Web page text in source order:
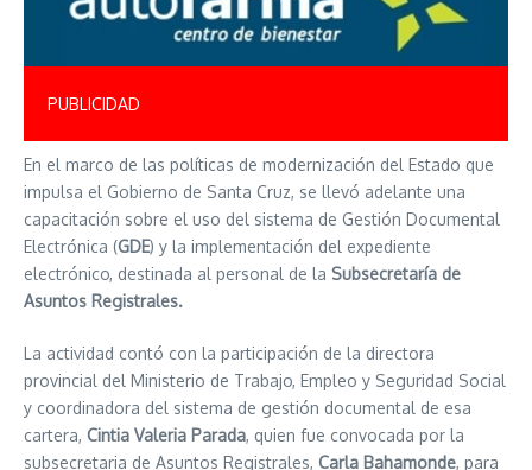
PUBLICIDAD
En el marco de las políticas de modernización del Estado que
impulsa el Gobierno de Santa Cruz, se llevó adelante una
capacitación sobre el uso del sistema de Gestión Documental
Electrónica (GDE) y la implementación del expediente
electrónico, destinada al personal de la Subsecretaría de
Asuntos Registrales.
La actividad contó con la participación de la directora
provincial del Ministerio de Trabajo, Empleo y Seguridad Social
y coordinadora del sistema de gestión documental de esa
cartera, Cintia Valeria Parada, quien fue convocada por la
subsecretaria de Asuntos Registrales, Carla Bahamonde, para